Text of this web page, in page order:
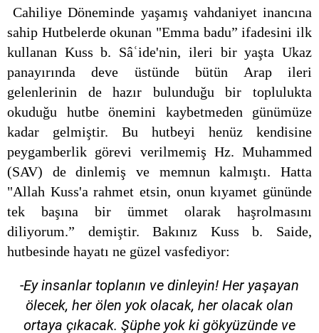
Cahiliye Döneminde yaşamış vahdaniyet inancına
sahip Hutbelerde okunan "Emma badu” ifadesini ilk
kullanan Kuss b. Sâʿide'nin, ileri bir yaşta Ukaz
panayırında deve üstünde bütün Arap ileri
gelenlerinin de hazır bulunduğu bir toplulukta
okuduğu hutbe önemini kaybetmeden günümüze
kadar gelmiştir. Bu hutbeyi henüz kendisine
peygamberlik görevi verilmemiş Hz. Muhammed
(SAV) de dinlemiş ve memnun kalmıştı. Hatta
"Allah Kuss'a rahmet etsin, onun kıyamet gününde
tek başına bir ümmet olarak haşrolmasını
diliyorum.” demiştir. Bakınız Kuss b. Saide,
hutbesinde hayatı ne güzel vasfediyor:
-Ey insanlar toplanın ve dinleyin! Her yaşayan
ölecek, her ölen yok olacak, her olacak olan
ortaya çıkacak. Şüphe yok ki gökyüzünde ve